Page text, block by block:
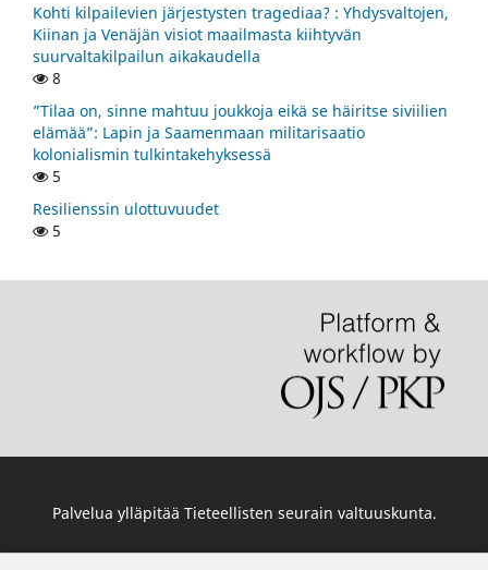
Kohti kilpailevien järjestysten tragediaa? : Yhdysvaltojen,
Kiinan ja Venäjän visiot maailmasta kiihtyvän
suurvaltakilpailun aikakaudella
8
”Tilaa on, sinne mahtuu joukkoja eikä se häiritse siviilien
elämää”: Lapin ja Saamenmaan militarisaatio
kolonialismin tulkintakehyksessä
5
Resilienssin ulottuvuudet
5
Palvelua ylläpitää Tieteellisten seurain valtuuskunta.